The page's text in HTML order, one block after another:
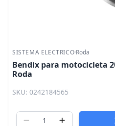
SISTEMA ELECTRICO·Roda
Bendix para motocicleta
Roda
SKU: 0242184565